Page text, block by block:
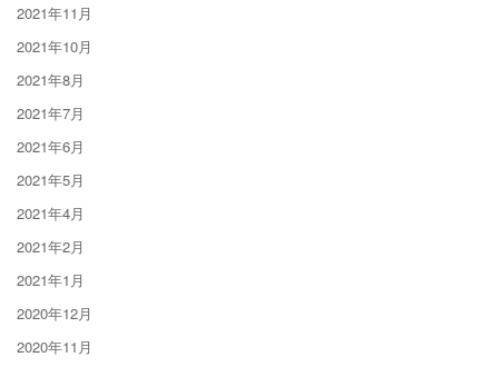
2021年11月
2021年10月
2021年8月
2021年7月
2021年6月
2021年5月
2021年4月
2021年2月
2021年1月
2020年12月
2020年11月